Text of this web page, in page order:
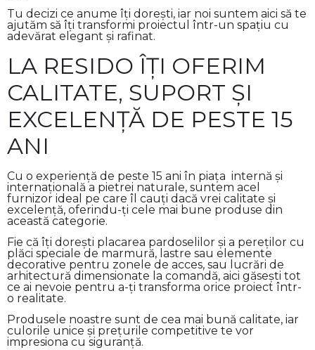
Tu decizi ce anume îți dorești, iar noi suntem aici să te
ajutăm să îți transformi proiectul într-un spațiu cu
adevărat elegant și rafinat.
LA RESIDO ÎȚI OFERIM
CALITATE, SUPORT ȘI
EXCELENȚĂ DE PESTE 15
ANI
Cu o experiență de peste 15 ani în piața internă și
internațională a pietrei naturale, suntem acel
furnizor ideal pe care îl cauți dacă vrei calitate și
excelență, oferindu-ți cele mai bune produse din
această categorie.
Fie că îți dorești placarea pardoselilor și a pereților cu
plăci speciale de marmură, lastre sau elemente
decorative pentru zonele de acces, sau lucrări de
arhitectură dimensionate la comandă, aici găsești tot
ce ai nevoie pentru a-ți transforma orice proiect într-
o realitate.
Produsele noastre sunt de cea mai bună calitate, iar
culorile unice și prețurile competitive te vor
impresiona cu siguranță.